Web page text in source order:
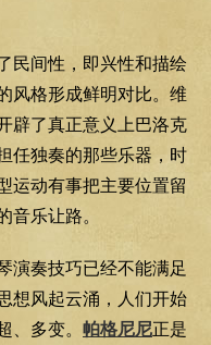
民间性，即兴性和描绘
风格形成鲜明对比。维
辟了真正意义上巴洛克
任独奏的那些乐器，时
运动有事把主要位置留
音乐让路。
演奏技巧已经不能满足
想风起云涌，人们开始
、多变。 帕格尼尼正是